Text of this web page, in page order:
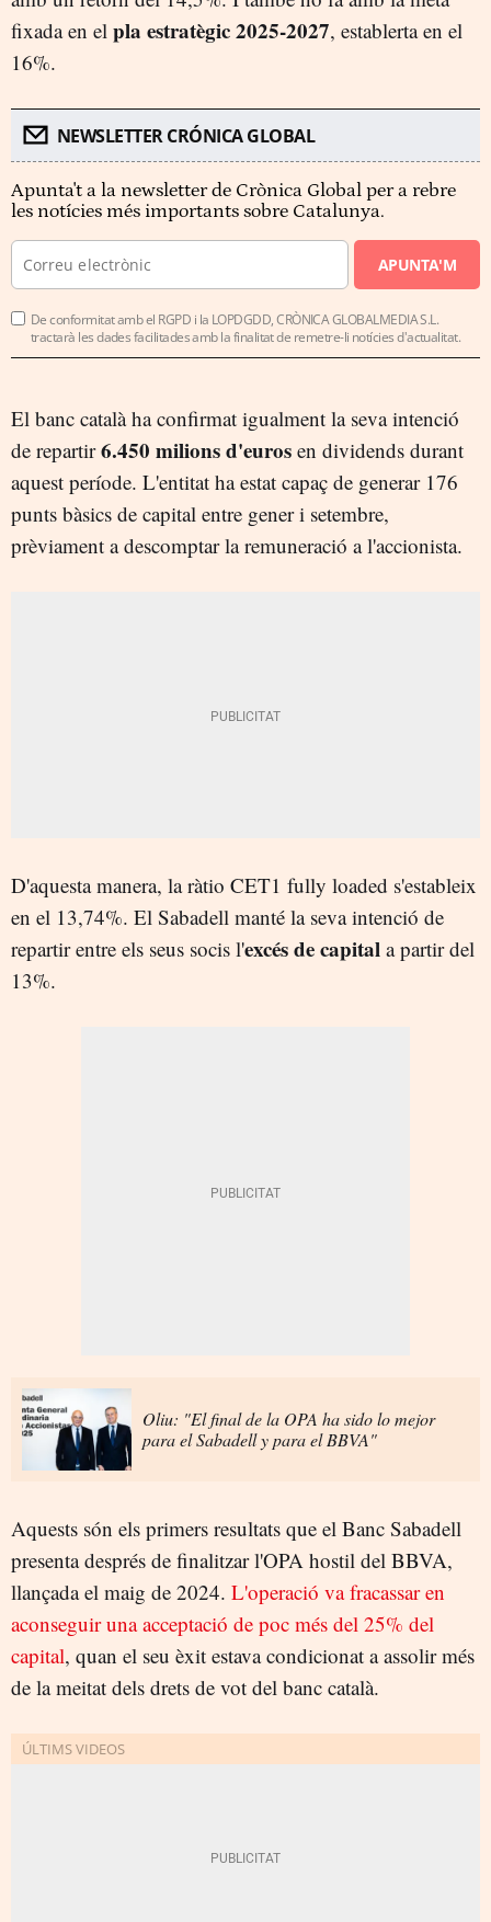
fixada en el pla estratègic 2025-2027, establerta en el
16%.
NEWSLETTER CRÓNICA GLOBAL
Apunta't a la newsletter de Crònica Global per a rebre
les notícies més importants sobre Catalunya.
APUNTA'M
De conformitat amb el RGPD i la LOPDGDD, CRÒNICA GLOBALMEDIA S.L.
tractarà les dades facilitades amb la finalitat de remetre-li notícies d'actualitat.
El banc català ha confirmat igualment la seva intenció
de repartir6.450 milions d'euros en dividends durant
aquest període. L'entitat ha estat capaç de generar 176
punts bàsics de capital entre gener i setembre,
prèviament a descomptar la remuneració a l'accionista.
D'aquesta manera, la ràtio CET1 fully loaded s'estableix
en el 13,74%. El Sabadell manté la seva intenció de
repartir entre els seus socis l'excés de capital a partir del
13%.
Oliu: "El final de la OPA ha sido lo mejor
para el Sabadell y para el BBVA"
Aquests són els primers resultats que el Banc Sabadell
presenta després de finalitzar l'OPA hostil del BBVA,
llançada el maig de 2024. L'operació va fracassar en
aconseguir una acceptació de poc més del 25% del
capital, quan el seu èxit estava condicionat a assolir més
de la meitat dels drets de vot del banc català.